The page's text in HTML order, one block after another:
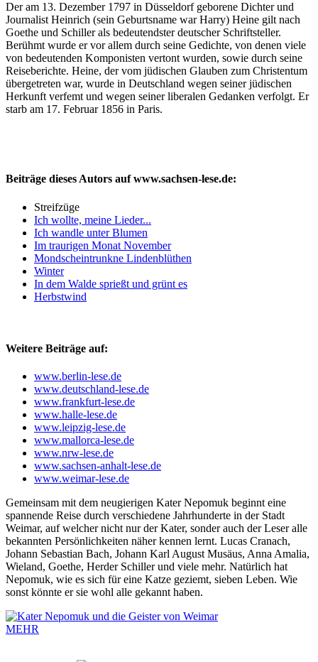
Der am 13. Dezember 1797 in Düsseldorf geborene Dichter und
Journalist Heinrich (sein Geburtsname war Harry) Heine gilt nach
Goethe und Schiller als bedeutendster deutscher Schriftsteller.
Berühmt wurde er vor allem durch seine Gedichte, von denen viele
von bedeutenden Komponisten vertont wurden, sowie durch seine
Reiseberichte. Heine, der vom jüdischen Glauben zum Christentum
übergetreten war, wurde in Deutschland wegen seiner jüdischen
Herkunft verfemt und wegen seiner liberalen Gedanken verfolgt. Er
starb am 17. Februar 1856 in Paris.
Beiträge dieses Autors auf www.sachsen-lese.de:
Streifzüge
Ich wollte, meine Lieder...
Ich wandle unter Blumen
Im traurigen Monat November
Mondscheintrunkne Lindenblüthen
Winter
In dem Walde sprießt und grünt es
Herbstwind
Weitere Beiträge auf:
www.berlin-lese.de
www.deutschland-lese.de
www.frankfurt-lese.de
www.halle-lese.de
www.leipzig-lese.de
www.mallorca-lese.de
www.nrw-lese.de
www.sachsen-anhalt-lese.de
www.weimar-lese.de
Gemeinsam mit dem neugierigen Kater Nepomuk beginnt eine
spannende Reise durch verschiedene Jahrhunderte in der Stadt
Weimar, auf welcher nicht nur der Kater, sonder auch der Leser alle
bekannten Persönlichkeiten näher kennen lernt. Lucas Cranach,
Johann Sebastian Bach, Johann Karl August Musäus, Anna Amalia,
Wieland, Goethe, Herder Schiller und viele mehr. Natürlich hat
Nepomuk, wie es sich für eine Katze geziemt, sieben Leben. Wie
sonst könnte er sie wohl alle gekannt haben.
MEHR